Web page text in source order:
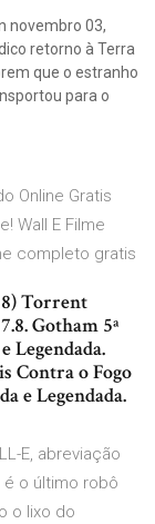
novembro 03,
retorno à Terra
que o estranho
para o
Online Gratis
Wall E Filme
completo gratis
Torrent
Gotham 5ª
Legendada.
Contra o Fogo
e Legendada.
E, abreviação
é o último robô
o lixo do